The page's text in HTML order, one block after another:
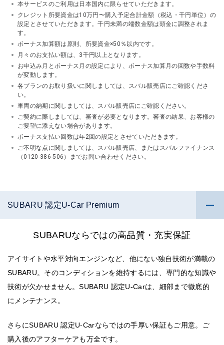
本サービスのご利用は日本国内に限らせていただきます。
クレジット所要資金は10万円〜購入予定合計金額（税込・千円単位）の
設定とさせていただきます。千円未満の端数金額は頭金に調整されま
す。
ボーナス加算額は原則、所要資金×50％以内です。
月々のお支払い額は、3千円以上となります。
お申込み月とボーナス月の設定により、ボーナス加算月の回数や手数料
が変動します。
各プランのお取り扱いに関しましては、スバル販売店にご確認くださ
い。
車両の納期に関しましては、スバル販売店にご確認ください。
ご契約に際しましては、審査が必要となります。審査の結果、お客様の
ご要望に添えない場合があります。
ボーナス支払い回数は年2回の設定とさせていただきます。
ご不明な点に関しましては、スバル販売店、またはスバルファイナンス
（0120-386-506）までお問い合わせください。
SUBARU 認定U-Car Premium
SUBARUならではの高品質・充実保証
アイサイトや水平対向エンジンなど、他にない独自技術が満載の
SUBARU。そのコンディションを維持するには、専門的な知識や
技術が欠かせません。SUBARU 認定U-Carは、細部まで徹底的
にメンテナンス。
さらにSUBARU 認定U-Carならではの手厚い保証もご用意。ご
購入後のアフターケアも万全です。